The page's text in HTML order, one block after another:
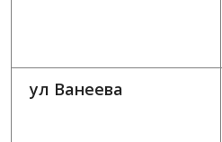
ул Ванеева